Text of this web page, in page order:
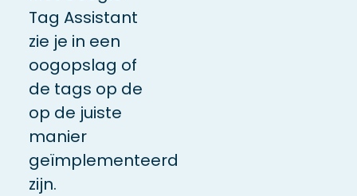
Tag Assistant
zie je in een
oogopslag of
de tags op de
op de juiste
manier
geïmplementeerd
zijn.